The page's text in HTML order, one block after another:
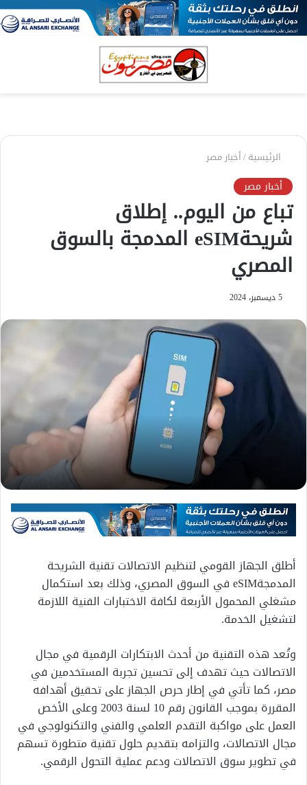
الرئيسية/أخبار مصر
أخبار مصر
تباع من اليوم.. إطلاق
شريحةeSIM المدمجة بالسوق
المصري
5 ديسمبر، 2024
أطلق الجهاز القومي لتنظيم الاتصالات تقنية الشريحة
المدمجةeSIM في السوق المصري، وذلك بعد استكمال
مشغلي المحمول الأربعة لكافة الاختبارات الفنية اللازمة
لتشغيل الخدمة.
وتُعد هذه التقنية من أحدث الابتكارات الرقمية في مجال
الاتصالات حيث تهدف إلى تحسين تجربة المستخدمين في
مصر، كما تأتي في إطار حرص الجهاز على تحقيق أهدافه
المقررة بموجب القانون رقم 10 لسنة 2003 وعلى الأخص
العمل على مواكبة التقدم العلمي والفني والتكنولوجي في
مجال الاتصالات، والتزامه بتقديم حلول تقنية متطورة تسهم
في تطوير سوق الاتصالات ودعم عملية التحول الرقمي.